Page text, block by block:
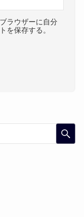
ラウザーに自分
を保存する。